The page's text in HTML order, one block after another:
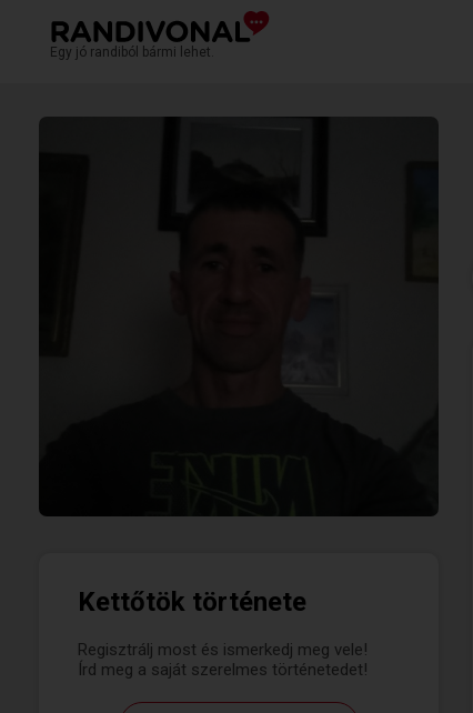
Egy jó randiból bármi lehet.
Kettőtök története
Regisztrálj most és ismerkedj meg vele!
Írd meg a saját szerelmes történetedet!